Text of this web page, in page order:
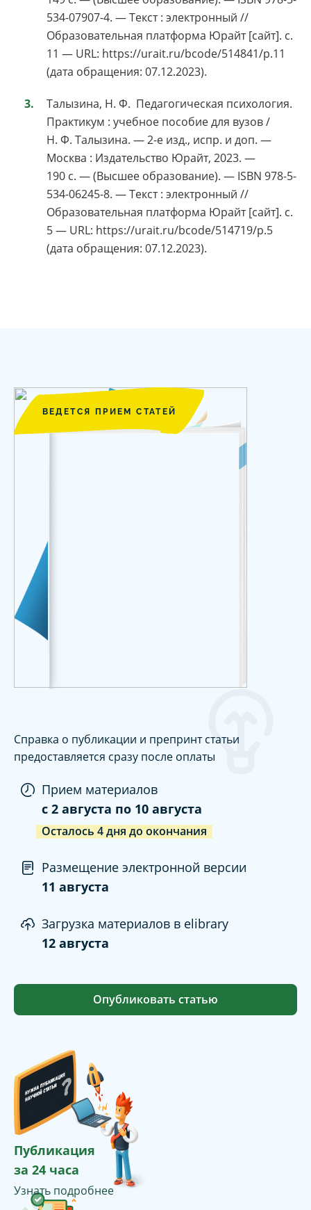
534-07907-4. — Текст : электронный //
Образовательная платформа Юрайт [сайт]. с.
11 — URL: https://urait.ru/bcode/514841/p.11
(дата обращения: 07.12.2023).
Талызина, Н. Ф. Педагогическая психология.
Практикум : учебное пособие для вузов /
Н. Ф. Талызина. — 2-е изд., испр. и доп. —
Москва : Издательство Юрайт, 2023. —
190 с. — (Высшее образование). — ISBN 978-5-
534-06245-8. — Текст : электронный //
Образовательная платформа Юрайт [сайт]. с.
5 — URL: https://urait.ru/bcode/514719/p.5
(дата обращения: 07.12.2023).
ВЕДЕТСЯ ПРИЕМ СТАТЕЙ
Справка о публикации и препринт статьи
предоставляется сразу после оплаты
Прием материалов
c 2 августа по 10 августа
Осталось 4дня до окончания
Размещение электронной версии
11 августа
Загрузка материалов в elibrary
12 августа
Опубликовать статью
Публикация
за 24 часа
Узнать подробнее